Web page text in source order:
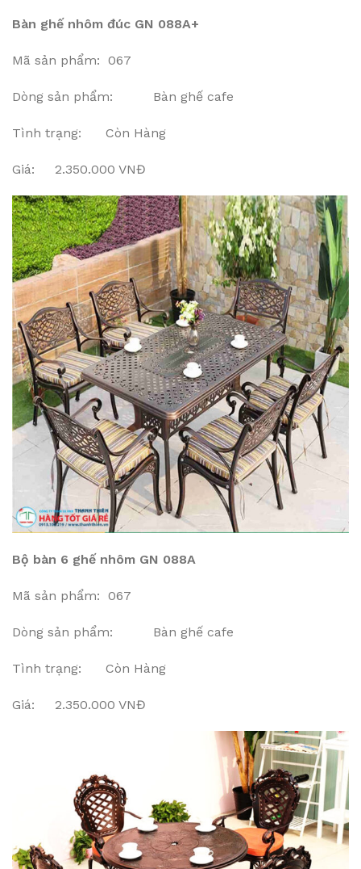
Bàn ghế nhôm đúc GN 088A+
Mã sản phẩm: 067
Dòng sản phẩm: Bàn ghế cafe
Tình trạng: Còn Hàng
Giá: 2.350.000 VNĐ
Bộ bàn 6 ghế nhôm GN 088A
Mã sản phẩm: 067
Dòng sản phẩm: Bàn ghế cafe
Tình trạng: Còn Hàng
Giá: 2.350.000 VNĐ